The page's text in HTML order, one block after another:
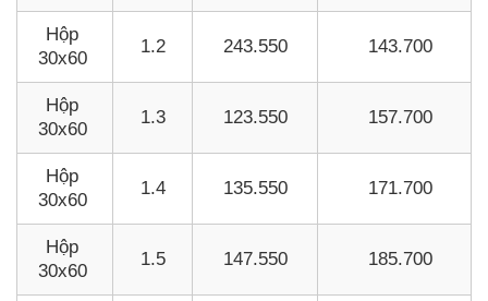
Hộp
30x60
1.2 243.550 143.700
Hộp
30x60
1.3 123.550 157.700
Hộp
30x60
1.4 135.550 171.700
Hộp
30x60
1.5 147.550 185.700